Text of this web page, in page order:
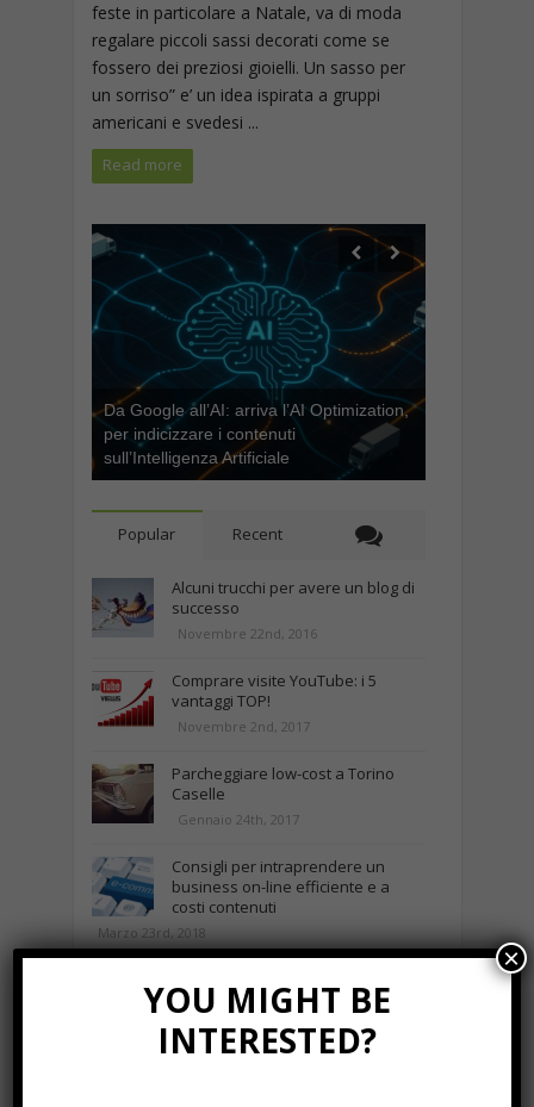
feste in particolare a Natale, va di moda
regalare piccoli sassi decorati come se
fossero dei preziosi gioielli. Un sasso per
un sorriso” e’ un idea ispirata a gruppi
americani e svedesi ...
Read more
Da Google all’AI: arriva l’AI Optimization,
per indicizzare i contenuti
sull’Intelligenza Artificiale
Popular Recent
Alcuni trucchi per avere un blog di
successo
Novembre 22nd, 2016
Comprare visite YouTube: i 5
vantaggi TOP!
Novembre 2nd, 2017
Parcheggiare low-cost a Torino
Caselle
Gennaio 24th, 2017
Consigli per intraprendere un
business on-line efficiente e a
costi contenuti
Marzo 23rd, 2018
NEWS IN UNA FOTO
YOU MIGHT BE
INTERESTED?
×